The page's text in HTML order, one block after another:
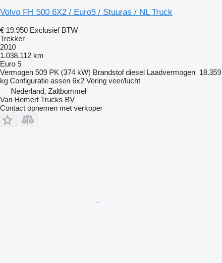
Volvo FH 500 6X2 / Euro5 / Stuuras / NL Truck
€ 19.950 Exclusief BTW
Trekker
2010
1.038.112 km
Euro 5
Vermogen 509 PK (374 kW) Brandstof diesel Laadvermogen 18.359
kg Configuratie assen 6x2 Vering veer/lucht
Nederland, Zaltbommel
Van Hemert Trucks BV
Contact opnemen met verkoper